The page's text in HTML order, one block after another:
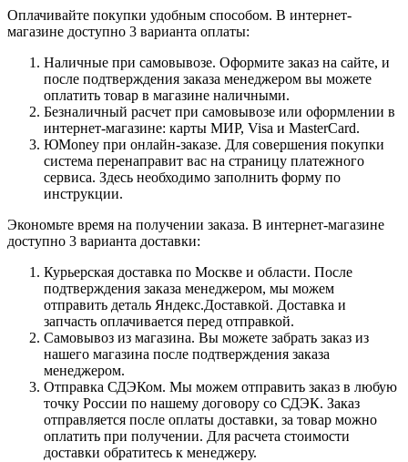
Оплачивайте покупки удобным способом. В интернет-
магазине доступно 3 варианта оплаты:
Наличные при самовывозе. Оформите заказ на сайте, и
после подтверждения заказа менеджером вы можете
оплатить товар в магазине наличными.
Безналичный расчет при самовывозе или оформлении в
интернет-магазине: карты МИР, Visa и MasterCard.
ЮMoney при онлайн-заказе. Для совершения покупки
система перенаправит вас на страницу платежного
сервиса. Здесь необходимо заполнить форму по
инструкции.
Экономьте время на получении заказа. В интернет-магазине
доступно 3 варианта доставки:
Курьерская доставка по Москве и области. После
подтверждения заказа менеджером, мы можем
отправить деталь Яндекс.Доставкой. Доставка и
запчасть оплачивается перед отправкой.
Самовывоз из магазина. Вы можете забрать заказ из
нашего магазина после подтверждения заказа
менеджером.
Отправка СДЭКом. Мы можем отправить заказ в любую
точку России по нашему договору со СДЭК. Заказ
отправляется после оплаты доставки, за товар можно
оплатить при получении. Для расчета стоимости
доставки обратитесь к менеджеру.